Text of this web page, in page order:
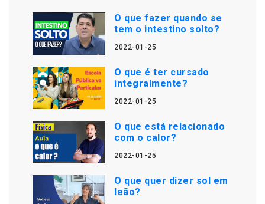
O que fazer quando se
tem o intestino solto?
2022-01-25
O que é ter cursado
integralmente?
2022-01-25
O que está relacionado
com o calor?
2022-01-25
O que quer dizer sol em
leão?